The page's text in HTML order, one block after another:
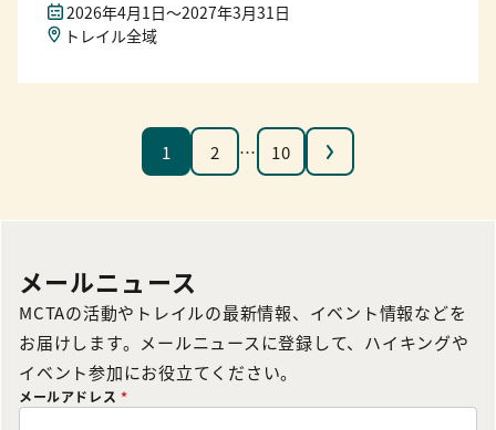
2026年4月1日〜2027年3月31日
トレイル全域
1 2 … 10 次へ
メールニュース
MCTAの活動やトレイルの最新情報、イベント情報などを
お届けします。メールニュースに登録して、ハイキングや
イベント参加にお役立てください。
メールアドレス *